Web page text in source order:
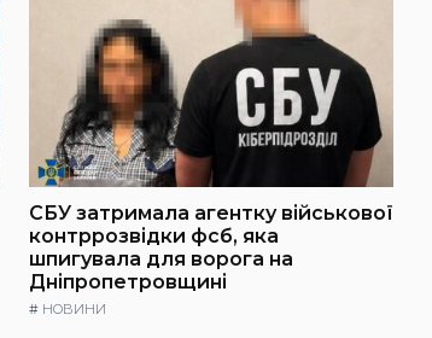
СБУ затримала агентку військової
контррозвідки фсб, яка
шпигувала для ворога на
Дніпропетровщині
# НОВИНИ